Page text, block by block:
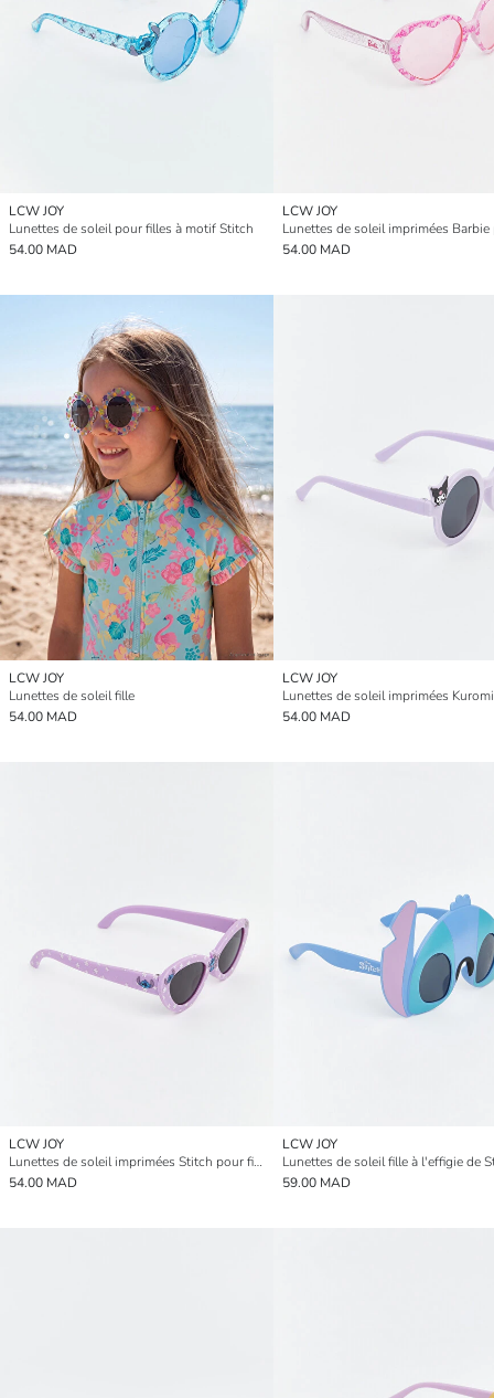
LCW JOY
Lunettes de soleil pour filles à motif Stitch
54.00 MAD
LCW JOY
54.00 MAD
LCW JOY
Lunettes de soleil fille
54.00 MAD
LCW JOY
54.00 MAD
LCW JOY
Lunettes de soleil imprimées Stitch pour filles
54.00 MAD
LCW JOY
Lunettes de soleil fille à l'effigie de
59.00 MAD